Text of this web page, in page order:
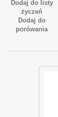
Dodaj do listy
życzeń
Dodaj do
porówania